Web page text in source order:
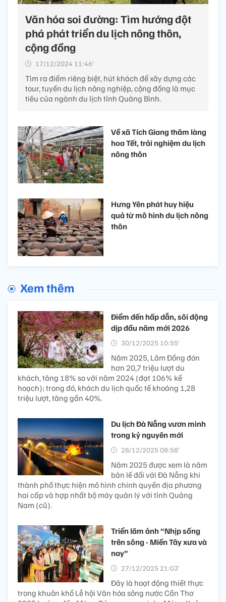
Văn hóa soi đường: Tìm hướng đột
phá phát triển du lịch nông thôn,
cộng đồng
17/12/2024 11:46’
Tìm ra điểm riêng biệt, hút khách để xây dựng các
tour, tuyến du lịch nông nghiệp, cộng đồng là mục
tiêu của ngành du lịch tỉnh Quảng Bình.
Về xã Tích Giang thăm làng
hoa Tết, trải nghiệm du lịch
nông thôn
Hưng Yên phát huy hiệu
quả từ mô hình du lịch nông
thôn
Xem thêm
Điểm đến hấp dẫn, sôi động
dịp đầu năm mới 2026
30/12/2025 10:55’
Năm 2025, Lâm Đồng đón
hơn 20,7 triệu lượt du
khách, tăng 18% so với năm 2024 (đạt 106% kế
hoạch); trong đó, khách du lịch quốc tế khoảng 1,28
triệu lượt, tăng gần 40%.
Du lịch Đà Nẵng vươn mình
trong kỷ nguyên mới
28/12/2025 08:58’
Năm 2025 được xem là năm
bản lề đối với Đà Nẵng khi
thành phố thực hiện mô hình chính quyền địa phương
hai cấp và hợp nhất bộ máy quản lý với tỉnh Quảng
Nam (cũ).
Triển lãm ảnh “Nhịp sống
trên sông - Miền Tây xưa và
nay”
27/12/2025 21:03’
Đây là hoạt động thiết thực
trong khuôn khổ Lễ hội Văn hóa sông nước Cần Thơ